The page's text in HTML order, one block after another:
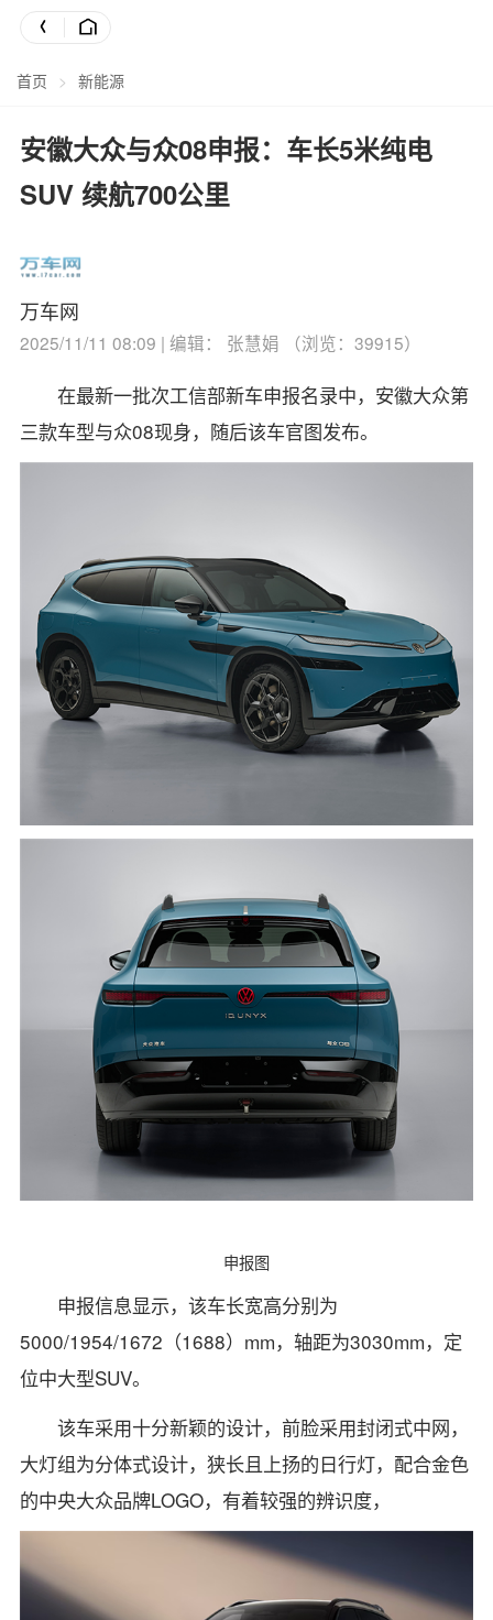
首页 > 新能源
安徽大众与众08申报：车长5米纯电
SUV 续航700公里
万车网
2025/11/11 08:09 | 编辑： 张慧娟 （浏览：39915）
在最新一批次工信部新车申报名录中，安徽大众第
三款车型与众08现身，随后该车官图发布。
申报图
申报信息显示，该车长宽高分别为
5000/1954/1672（1688）mm，轴距为3030mm，定
位中大型SUV。
该车采用十分新颖的设计，前脸采用封闭式中网，
大灯组为分体式设计，狭长且上扬的日行灯，配合金色
的中央大众品牌LOGO，有着较强的辨识度，